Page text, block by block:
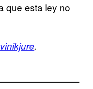
que esta ley no
.